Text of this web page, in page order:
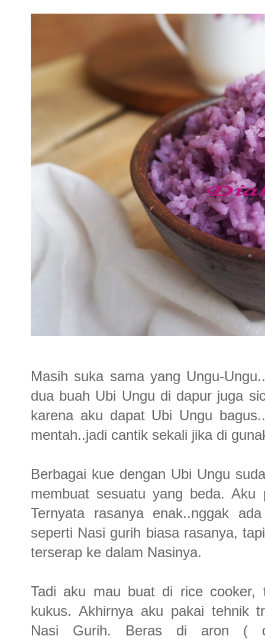
Masih suka sama yang Ungu-
dua buah Ubi Ungu di dapur juga
karena aku dapat Ubi Ungu
mentah..jadi cantik sekali jika di
Berbagai kue dengan Ubi Ungu
membuat sesuatu yang beda.
Ternyata rasanya enak..nggak
seperti Nasi gurih biasa rasanya,
terserap ke dalam Nasinya.
Tadi aku mau buat di rice
kukus. Akhirnya aku pakai tehnik
Nasi Gurih. Beras di aron (